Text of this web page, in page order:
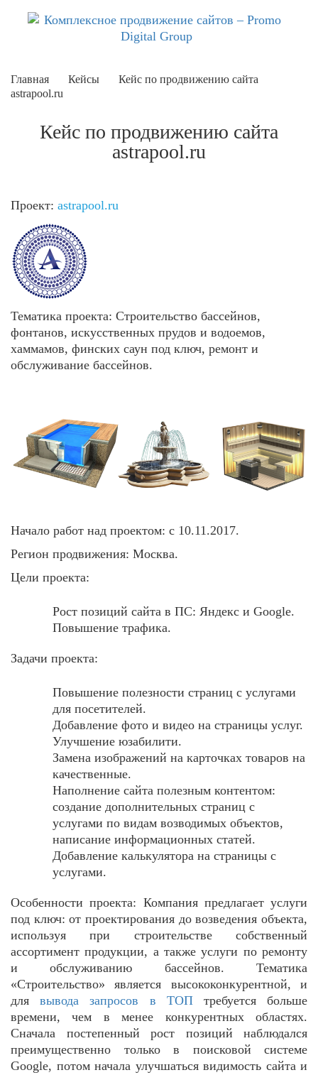
Главная Кейсы
Кейс по продвижению сайта
astrapool.ru
Кейс по продвижению сайта
astrapool.ru
Проект: astrapool.ru
Тематика проекта: Строительство бассейнов,
фонтанов, искусственных прудов и водоемов,
хаммамов, финских саун под ключ, ремонт и
обслуживание бассейнов.
Начало работ над проектом: с 10.11.2017.
Регион продвижения: Москва.
Цели проекта:
Рост позиций сайта в ПС: Яндекс и Google.
Повышение трафика.
Задачи проекта:
Повышение полезности страниц с услугами
для посетителей.
Добавление фото и видео на страницы услуг.
Улучшение юзабилити.
Замена изображений на карточках товаров на
качественные.
Наполнение сайта полезным контентом:
создание дополнительных страниц с
услугами по видам возводимых объектов,
написание информационных статей.
Добавление калькулятора на страницы с
услугами.
Особенности проекта: Компания предлагает услуги
под ключ: от проектирования до возведения объекта,
используя при строительстве собственный
ассортимент продукции, а также услуги по ремонту
и обслуживанию бассейнов. Тематика
«Строительство» является высококонкурентной, и
длявывода запросов в ТОПтребуется больше
времени, чем в менее конкурентных областях.
Сначала постепенный рост позиций наблюдался
преимущественно только в поисковой системе
Google, потом начала улучшаться видимость сайта и